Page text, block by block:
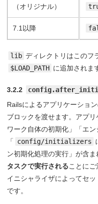
（オリジナル）
7.1以降
lib ディレクトリはこのフ
$LOAD_PATH に追加されま
3.2.2
Railsによるアプリケーショ
ブロックを渡せます。アプ
ワーク自体の初期化」「エン
「
config/initializers
ン初期化処理の実行」が含
タスクで実行されることに
イニシャライザによってセ
です。